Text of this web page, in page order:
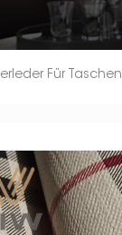
Für Taschen